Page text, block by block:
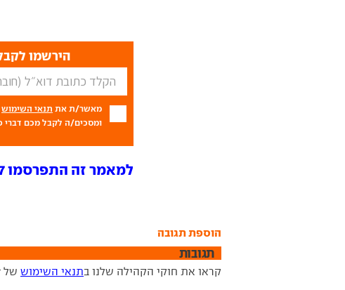
הירשמו
מאשר/ת את תנאי השימוש
ומסכים/ה לקבל מכם דברי
למאמר זה התפרסמו 7 תגובות
הוספת תגובה
תגובות
קראו את חוקי הקהילה שלנו בתנאי השימוש של iCar